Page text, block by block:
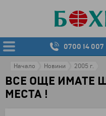
0700 14 007
Начало Новини 2005 г.
ВСЕ ОЩЕ ИМАТЕ
МЕСТА !